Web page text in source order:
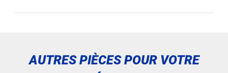
AUTRES PIÈCES POUR VOTRE